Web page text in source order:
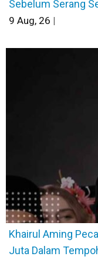
Sebelum Serang
9 Aug, 26 |
Khairul Aming
Juta Dalam